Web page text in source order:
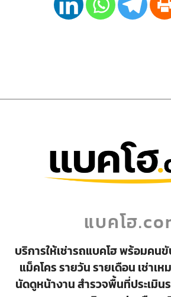
แบคโฮ
บริการให้เช่ารถแบคโฮ พร้อมคนขั
แม็คโคร รายวัน รายเดือน เช่าเ
นัดดูหน้างาน สำรวจพื้นที่ประเมิน